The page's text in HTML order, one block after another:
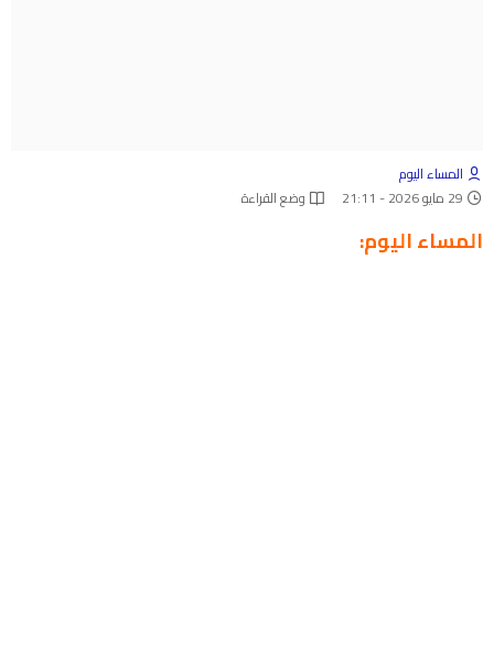
المساء اليوم
29 مايو 2026 - 21:11
وضع القراءة
المساء اليوم: